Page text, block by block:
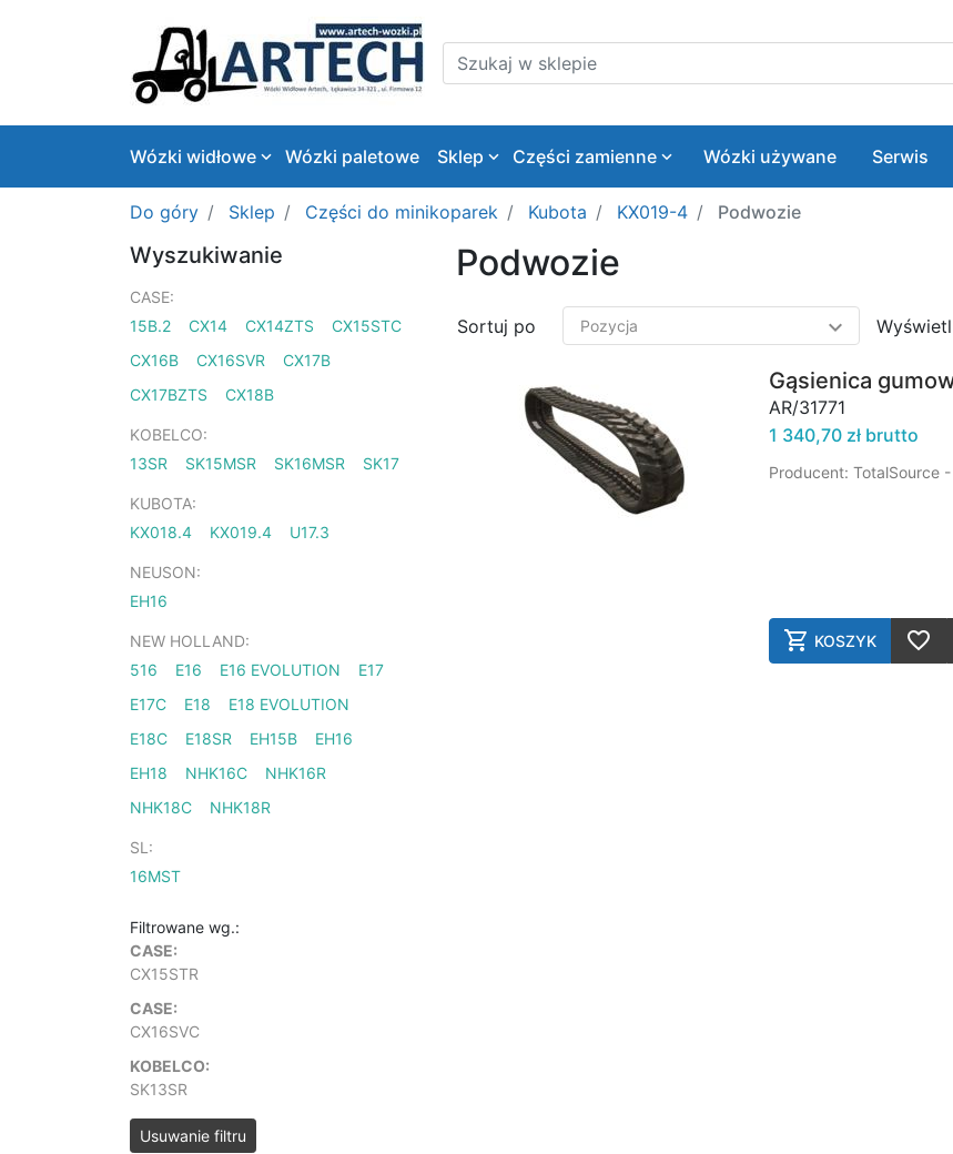
Szukaj w sklepie
Wózki widłowe Wózki paletowe Sklep Części zamienne Wózki używane Serwis
Do góry Sklep Części do minikoparek Kubota KX019-4 Podwozie
Wyszukiwanie
CASE:
15B.2
CX14 CX14ZTS
CX15STC
CX16B
CX16SVR
CX17B
CX17BZTS
CX18B
KOBELCO:
13SR
SK15MSR SK16MSR SK17
KUBOTA:
KX018.4
KX019.4 U17.3
NEUSON:
EH16
NEW HOLLAND:
516
E16 E16 EVOLUTION
E17
E17C
E18
E18 EVOLUTION
E18C
E18SR EH15B
EH16
EH18
NHK16C
NHK16R
NHK18C
NHK18R
SL:
16MST
Filtrowane wg.:
CASE:
CX15STR
CASE:
CX16SVC
KOBELCO:
SK13SR
Usuwanie filtru
Podwozie
Sortuj po Wyświetl
Gąsienica
AR/31771
1 340,70 zł brutto
Producent: TotalSource
KOSZYK
AddToCart